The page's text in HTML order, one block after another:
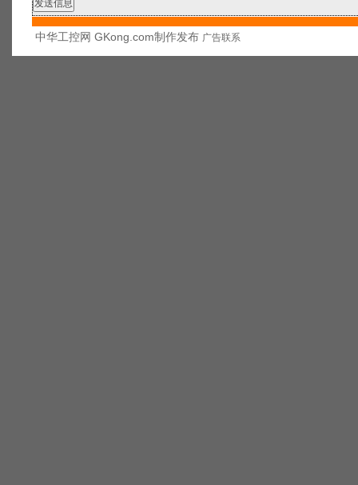
中华工控网 GKong.com制作发布 广告联系